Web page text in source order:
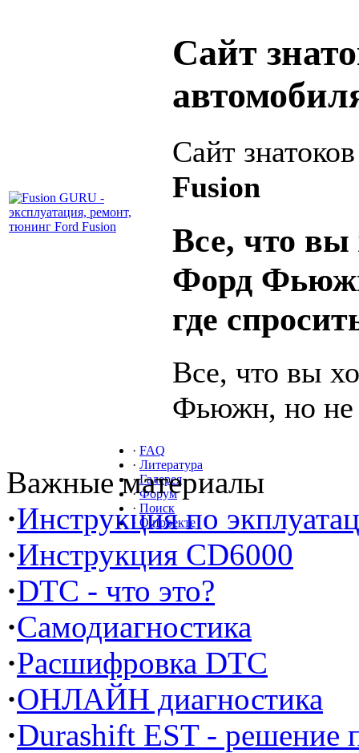
Сайт
Сайт
Fusion
Все, что вы
Форд
где
Все, что вы
Фьюжн, но не
· FAQ
· Литература
· Галерея
· Форум
· Поиск
· О проекте
Важные материалы
·Инструкция по
·Инструкция CD6000
·DTC - что это?
·Самодиагностика
·Расшифровка DTC
·ОНЛАЙН диагностика
·Durashift EST - решение